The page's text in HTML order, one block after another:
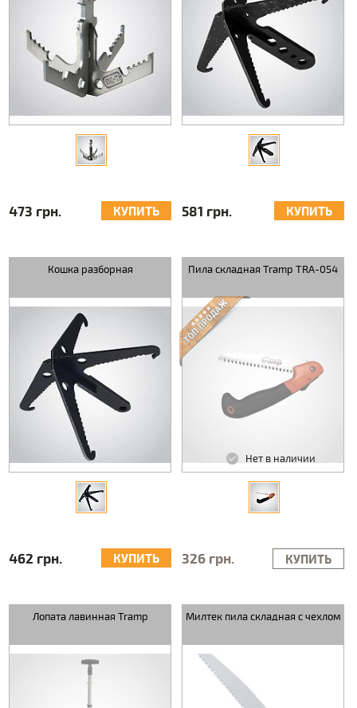
473 грн. КУПИТЬ 581 грн. КУПИТЬ
Кошка разборная
462 грн. КУПИТЬ
Пила складная Tramp TRA-054
Нет в наличии
326 грн. КУПИТЬ
Лопата лавинная Tramp Милтек пила складная с чехлом